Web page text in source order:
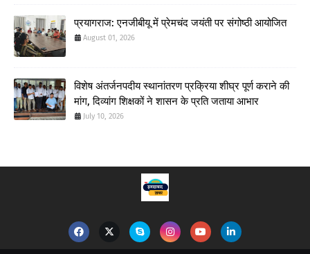
प्रयागराज: एनजीबीयू में प्रेमचंद जयंती पर संगोष्ठी आयोजित
August 01, 2026
विशेष अंतर्जनपदीय स्थानांतरण प्रक्रिया शीघ्र पूर्ण कराने की
मांग, दिव्यांग शिक्षकों ने शासन के प्रति जताया आभार
July 10, 2026